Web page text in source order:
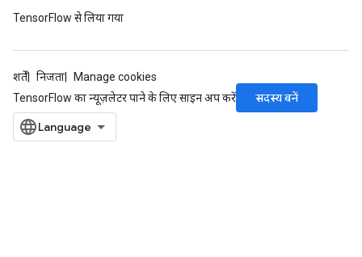
TensorFlow से लिया गया
शर्तें निजता
Manage cookies
TensorFlow का न्यूज़लेटर पाने के लिए साइन अप करें
सदस्य बनें